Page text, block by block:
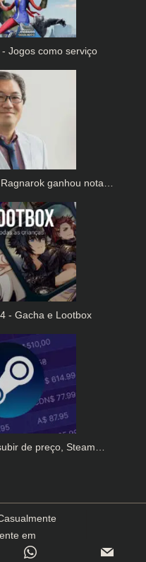
Jogos como serviço
ganhou nota…
- Gacha e Lootbox
de preço, Steam…
em